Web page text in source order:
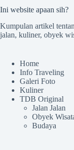
Ini website apaan sih?
Kumpulan artikel
jalan, kuliner, obyek
Home
Info Traveling
Galeri Foto
Kuliner
TDB Original
Jalan Jalan
Obyek
Budaya